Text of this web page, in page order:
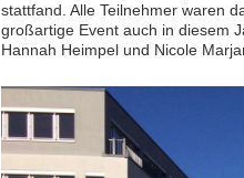
stattfand. Alle Teilnehmer waren
großartige Event auch in diesem
Hannah Heimpel und Nicole